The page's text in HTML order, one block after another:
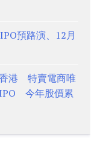
預路演、12月
港 特賣電商唯
今年股價累